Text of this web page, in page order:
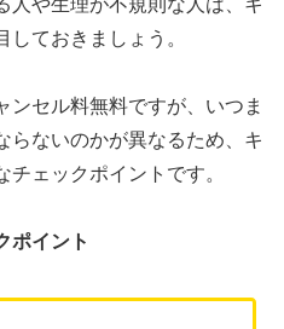
ておきましょう。
ンセル料無料ですが、いつま
らないのかが異なるため、キ
ェックポイントです。
ポイント